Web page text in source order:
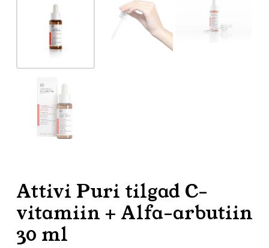
Attivi Puri tilgad C-
vitamiin + Alfa-arbutiin
30 ml